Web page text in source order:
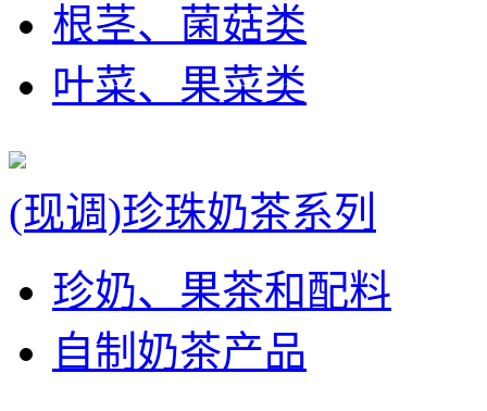
根茎、菌菇类
叶菜、果菜类
(现调)珍珠奶茶系列
珍奶、果茶和配料
自制奶茶产品